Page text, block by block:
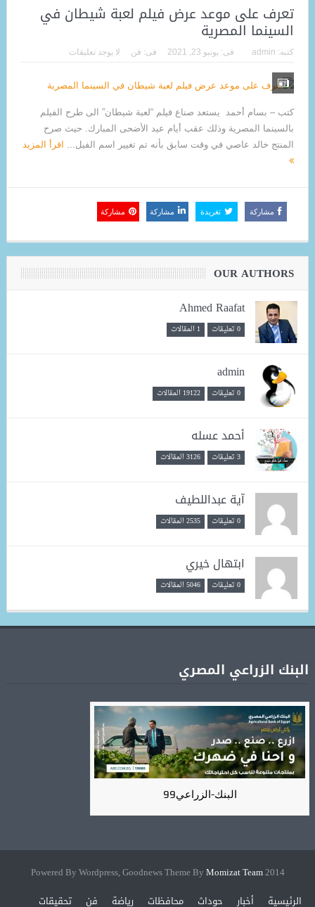
تعرف على موعد عرض فيلم لعبة شيطان في
السينما المصرية
كتبه: admin فى: يونيو 23, 2021 فى: فن لا يوجد تعليقات
كتب – بسام أحمد يستعد صناع فيلم “لعبة شيطان” الى طرح الفيلم
بالسينما المصرية وذلك عقب أيام عيد الأضحى المبارك. حيث صرح
المنتج خالد عاصي في وقت سابق بأنه تم تغيير اسم الفيل... اقرأ المزيد
مشاركة تغريدة مشاركة مشاركة
OUR AUTHORS
Ahmed Raafat
0 تعليقات 1 المقالات
admin
0 تعليقات 19122 المقالات
أحمد عسله
3 تعليقات 3126 المقالات
آية عبداللطيف
0 تعليقات 2535 المقالات
ابتهال خيري
0 تعليقات 5046 المقالات
البنك الزراعي المصري
البنك-الزراعي99
2014 Powered By Wordpress, Goodnews Theme By
Momizat Team
الرئيسية
أخبار حوداث محافظات رياضة فن تحقيقات